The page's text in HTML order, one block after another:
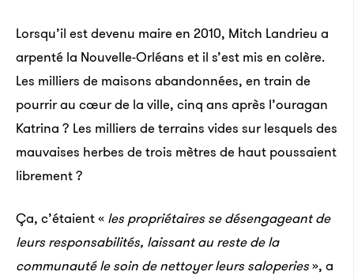
Lorsqu’il est devenu maire en 2010, Mitch Landrieu a
arpenté la Nouvelle-Orléans et il s’est mis en colère.
Les milliers de maisons abandonnées, en train de
pourrir au cœur de la ville, cinq ans après l’ouragan
Katrina ? Les milliers de terrains vides sur lesquels des
mauvaises herbes de trois mètres de haut poussaient
librement ?
Ça, c’étaient « les propriétaires se désengageant de
leurs responsabilités, laissant au reste de la
communauté le soin de nettoyer leurs saloperies», a